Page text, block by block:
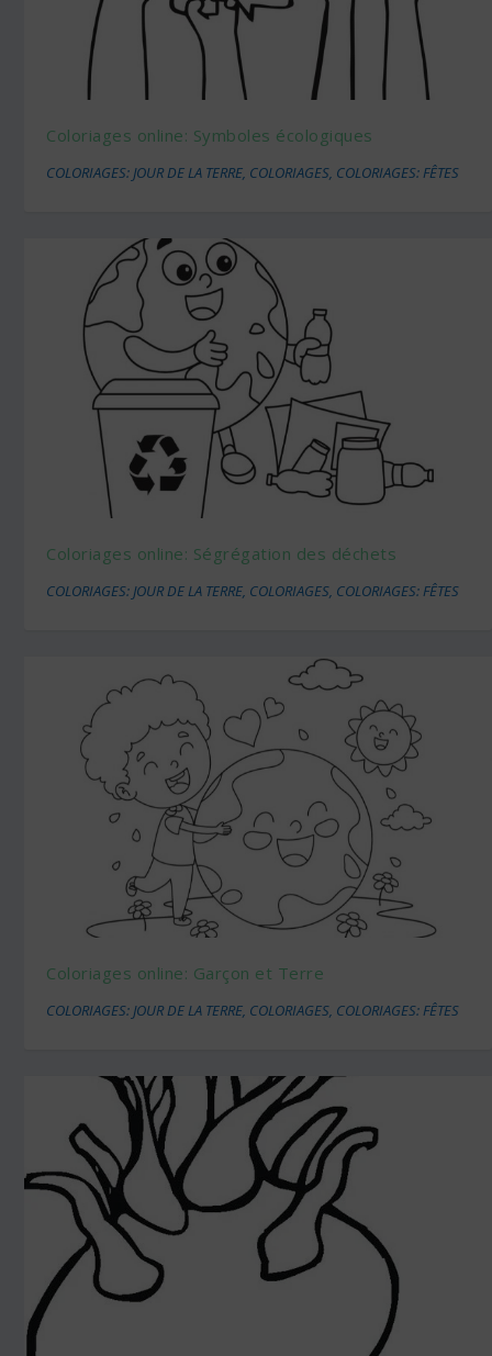
Coloriages online: Symboles écologiques
COLORIAGES: JOUR DE LA TERRE, COLORIAGES, COLORIAGES: FÊTES
Coloriages online: Ségrégation des déchets
COLORIAGES: JOUR DE LA TERRE, COLORIAGES, COLORIAGES: FÊTES
Coloriages online: Garçon et Terre
COLORIAGES: JOUR DE LA TERRE, COLORIAGES, COLORIAGES: FÊTES